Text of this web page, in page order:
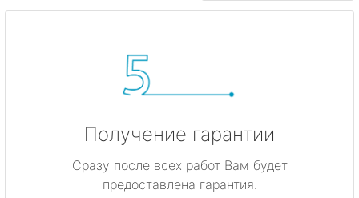
Приозерск
Получение гарантии
Сразу после всех работ Вам будет
предоставлена гарантия.